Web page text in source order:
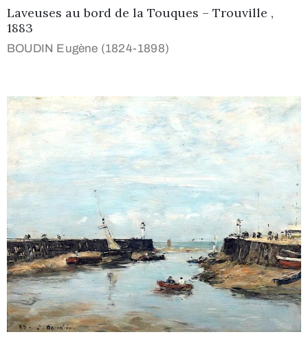
Laveuses au bord de la Touques – Trouville ,
1883
BOUDIN Eugène (1824-1898)